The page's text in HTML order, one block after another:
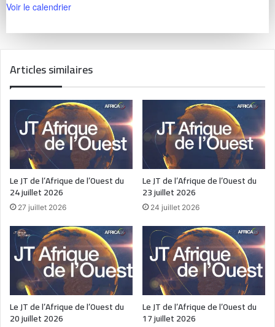
Voir le calendrier
Articles similaires
Le JT de l’Afrique de l’Ouest du
24 juillet 2026
27 juillet 2026
Le JT de l’Afrique de l’Ouest du
23 juillet 2026
24 juillet 2026
Le JT de l’Afrique de l’Ouest du
20 juillet 2026
Le JT de l’Afrique de l’Ouest du
17 juillet 2026